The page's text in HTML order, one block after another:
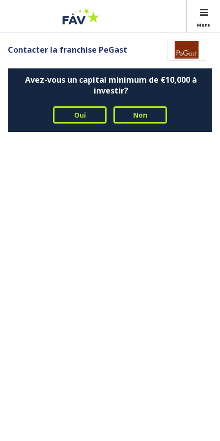
Menu
Contacter la franchise PeGast
Avez-vous un capital minimum de €10,000 à
investir?
Oui Non